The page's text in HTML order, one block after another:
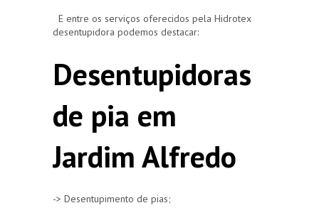
E entre os serviços oferecidos pela Hidrotex
desentupidora podemos destacar:
Desentupidoras
de pia em
Jardim Alfredo
-> Desentupimento de pias;